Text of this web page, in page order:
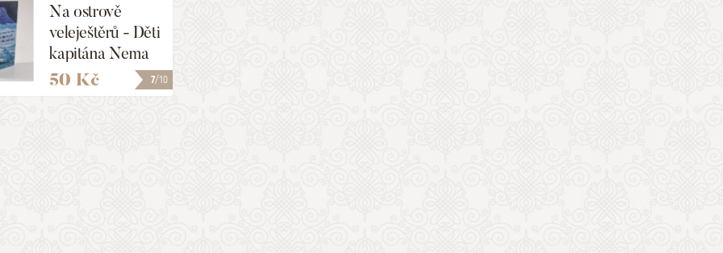
7/10
Na ostrově
veleještěrů - Děti
kapitána Nema
4
50 Kč